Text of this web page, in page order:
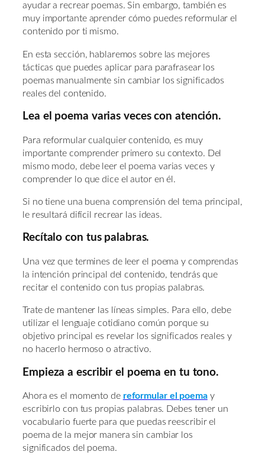
ayudar a recrear poemas. Sin embargo, también es
muy importante aprender cómo puedes reformular el
contenido por ti mismo.
En esta sección, hablaremos sobre las mejores
tácticas que puedes aplicar para parafrasear los
poemas manualmente sin cambiar los significados
reales del contenido.
Lea el poema varias veces con atención.
Para reformular cualquier contenido, es muy
importante comprender primero su contexto. Del
mismo modo, debe leer el poema varias veces y
comprender lo que dice el autor en él.
Si no tiene una buena comprensión del tema principal,
le resultará difícil recrear las ideas.
Recítalo con tus palabras.
Una vez que termines de leer el poema y comprendas
la intención principal del contenido, tendrás que
recitar el contenido con tus propias palabras.
Trate de mantener las líneas simples. Para ello, debe
utilizar el lenguaje cotidiano común porque su
objetivo principal es revelar los significados reales y
no hacerlo hermoso o atractivo.
Empieza a escribir el poema en tu tono.
Ahora es el momento de reformular el poemay
escribirlo con tus propias palabras. Debes tener un
vocabulario fuerte para que puedas reescribir el
poema de la mejor manera sin cambiar los
significados del poema.